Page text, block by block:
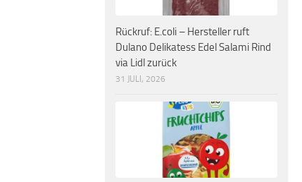
Rückruf: E.coli – Hersteller ruft
Dulano Delikatess Edel Salami Rind
via Lidl zurück
31 JULI, 2026